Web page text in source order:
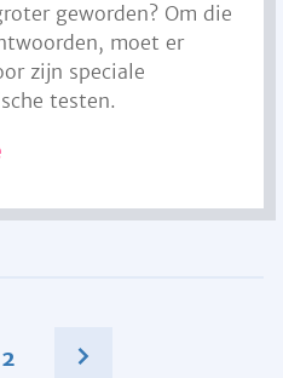
geworden? Om die
moet er
zijn speciale
testen.
2